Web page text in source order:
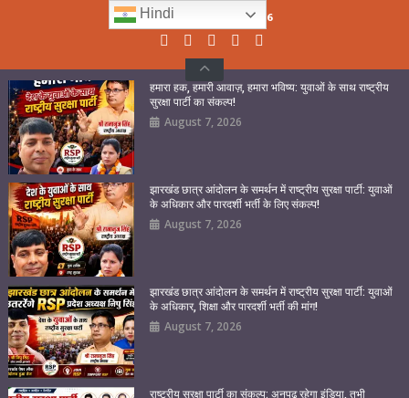
Friday, August 07, 2026
हमारा हक, हमारी आवाज़, हमारा भविष्य: युवाओं के साथ राष्ट्रीय
सुरक्षा पार्टी का संकल्प!
August 7, 2026
झारखंड छात्र आंदोलन के समर्थन में राष्ट्रीय सुरक्षा पार्टी: युवाओं
के अधिकार और पारदर्शी भर्ती के लिए संकल्प!
August 7, 2026
झारखंड छात्र आंदोलन के समर्थन में राष्ट्रीय सुरक्षा पार्टी: युवाओं
के अधिकार, शिक्षा और पारदर्शी भर्ती की मांग!
August 7, 2026
राष्ट्रीय सुरक्षा पार्टी का संकल्प: अनपढ़ रहेगा इंडिया, तभी
Hindi